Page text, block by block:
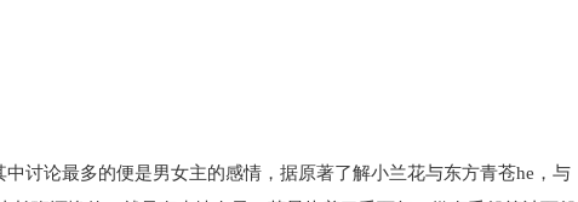
讨论最多的便是男女主的感情，据原著了解小兰花与东方青苍he，与